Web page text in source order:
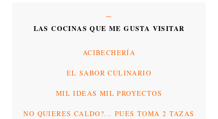
LAS COCINAS QUE ME GUSTA VISITAR
ACIBECHERÍA
EL SABOR CULINARIO
MIL IDEAS MIL PROYECTOS
NO QUIERES CALDO?... PUES TOMA 2 TAZAS